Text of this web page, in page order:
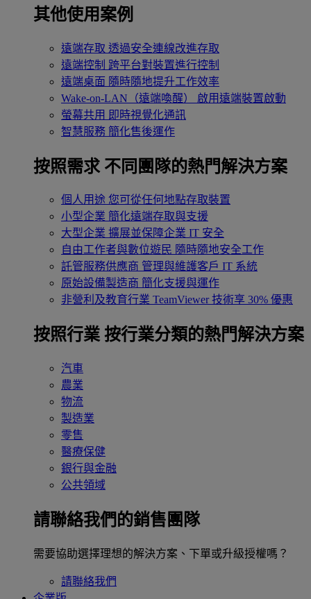
其他使用案例
遠端存取 透過安全連線改進存取
遠端控制 跨平台對裝置進行控制
遠端桌面 隨時隨地提升工作效率
Wake-on-LAN（遠端喚醒）
啟用遠端裝置啟動
螢幕共用 即時視覺化通訊
智慧服務 簡化售後運作
按照需求 不同團隊的熱門解決方案
個人用途 您可從任何地點存取裝置
小型企業 簡化遠端存取與支援
大型企業 擴展並保障企業 IT 安全
自由工作者與數位遊民 隨時隨地安全工作
託管服務供應商 管理與維護客戶 IT 系統
原始設備製造商 簡化支援與運作
非營利及教育行業 TeamViewer 技術享 30% 優惠
按照行業 按行業分類的熱門解決方案
汽車
農業
物流
製造業
零售
醫療保健
銀行與金融
公共領域
請聯絡我們的銷售團隊
需要協助選擇理想的解決方案、下單或升級授權嗎？
請聯絡我們